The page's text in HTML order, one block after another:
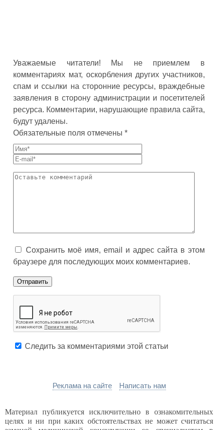
Уважаемые читатели! Мы не приемлем в
комментариях мат, оскорбления других участников,
спам и ссылки на сторонние ресурсы, враждебные
заявления в сторону администрации и посетителей
ресурса. Комментарии, нарушающие правила сайта,
будут удалены.
Обязательные поля отмечены *
Сохранить моё имя, email и адрес сайта в этом
браузере для последующих моих комментариев.
Следить за комментариями этой статьи
Реклама на сайте Написать нам
Материал публикуется исключительно в ознакомительных
целях и ни при каких обстоятельствах не может считаться